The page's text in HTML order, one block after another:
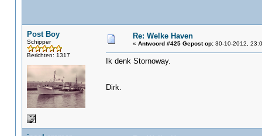
Post Boy
Schipper
Berichten: 1317
Re: Welke Haven
« Antwoord #425 Gepost op: 30-10-2012,
Ik denk Stornoway.
Dirk.